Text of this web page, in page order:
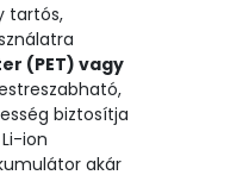
tartós,
(PET) vagy
biztosítja
ion
akár